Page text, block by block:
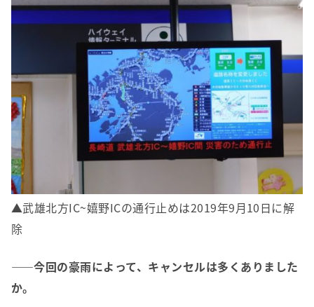
▲武雄北方IC~嬉野ICの通行止めは2019年9月10日に解
除
――今回の豪雨によって、キャンセルは多くありました
か。